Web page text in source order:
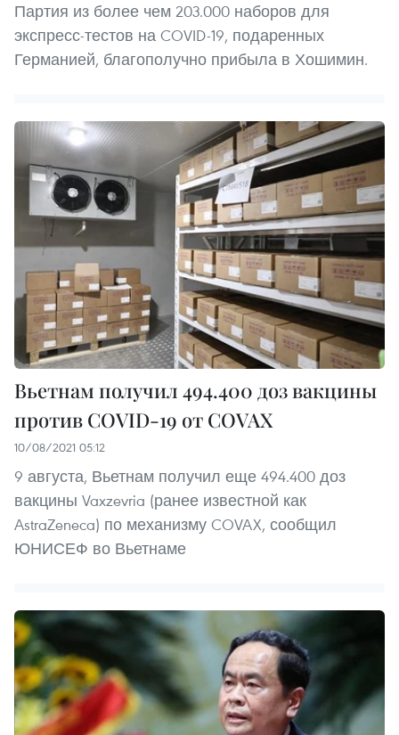
Партия из более чем 203.000 наборов для
экспресс-тестов на COVID-19, подаренных
Германией, благополучно прибыла в Хошимин.
Вьетнам получил 494.400 доз вакцины
против COVID-19 от COVAX
10/08/2021 05:12
9 августа, Вьетнам получил еще 494.400 доз
вакцины Vaxzevria (ранее известной как
AstraZeneca) по механизму COVAX, сообщил
ЮНИСЕФ во Вьетнаме